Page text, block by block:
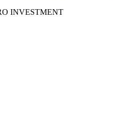
INVESTMENT